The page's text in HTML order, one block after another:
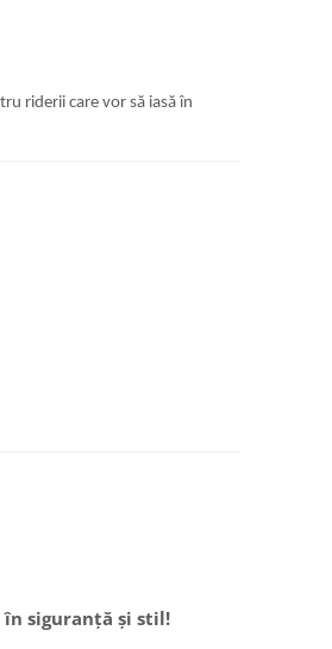
riderii care vor să iasă în
în siguranță și stil!